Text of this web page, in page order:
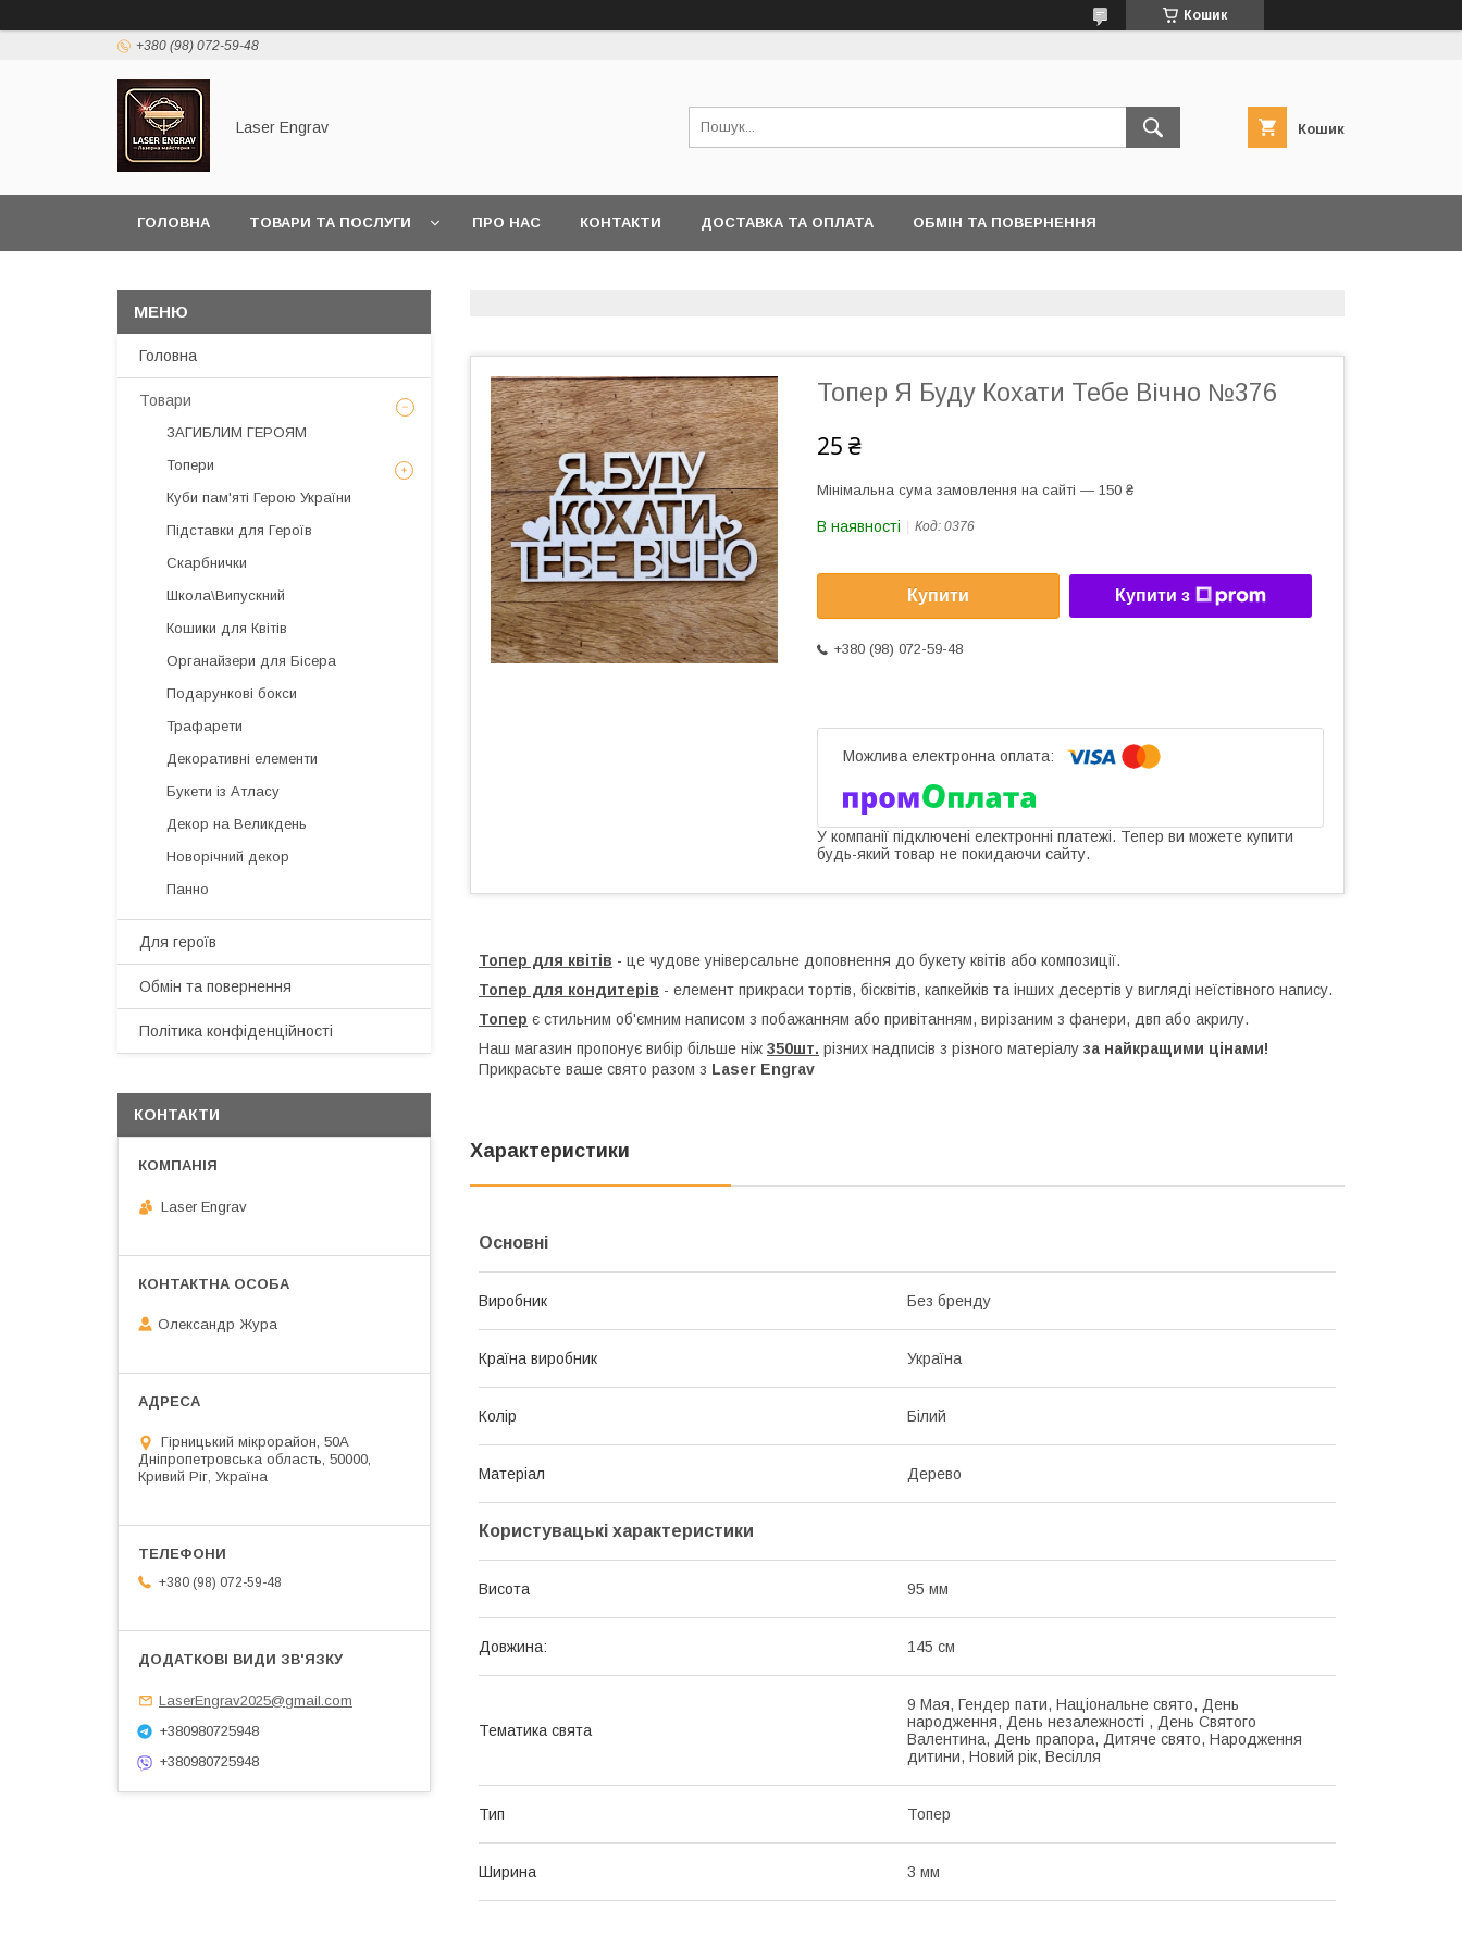
Кошик
+380 (98) 072-59-48
Laser Engrav Кошик
ГОЛОВНА ТОВАРИ ТА ПОСЛУГИ ПРО НАС КОНТАКТИ ДОСТАВКА ТА ОПЛАТА ОБМІН ТА ПОВЕРНЕННЯ
Топер Я Буду Кохати Тебе Вічно №376
25 ₴
Мінімальна сума замовлення на сайті — 150 ₴
В наявності Код: 0376
Купити Купити з
+380 (98) 072-59-48
У компанії підключені електронні платежі. Тепер ви можете купити
будь-який товар не покидаючи сайту.
Топер для квітів - це чудове універсальне доповнення до букету квітів або композиції.
Топер для кондитерів - елемент прикраси тортів, бісквітів, капкейків та інших десертів у вигляді неїстівного напису.
Топер є стильним об'ємним написом з побажанням або привітанням, вирізаним з фанери, двп або акрилу.
Наш магазин пропонує вибір більше ніж 350шт. різних надписів з різного матеріалу за найкращими цінами!
Прикрасьте ваше свято разом з Laser Engrav
Характеристики
Основні
Виробник Без бренду
Країна виробник Україна
Колір Білий
Матеріал Дерево
Користувацькі характеристики
Висота 95 мм
Довжина: 145 см
Тематика свята
9 Мая, Гендер пати, Національне свято, День
народження, День незалежності , День Святого
Валентина, День прапора, Дитяче свято, Народження
дитини, Новий рік, Весілля
Тип Топер
Ширина 3 мм
Головна
Товари
ЗАГИБЛИМ ГЕРОЯМ
Топери
Куби пам'яті Герою України
Підставки для Героїв
Скарбнички
Школа\Випускний
Кошики для Квітів
Органайзери для Бісера
Подарункові бокси
Трафарети
Декоративні елементи
Букети із Атласу
Декор на Великдень
Новорічний декор
Панно
Для героїв
Обмін та повернення
Політика конфіденційності
КОНТАКТИ
Laser Engrav
Олександр Жура
Гірницький мікрорайон, 50А
Дніпропетровська область, 50000,
Кривий Ріг, Україна
+380 (98) 072-59-48
LaserEngrav2025@gmail.com
+380980725948
+380980725948